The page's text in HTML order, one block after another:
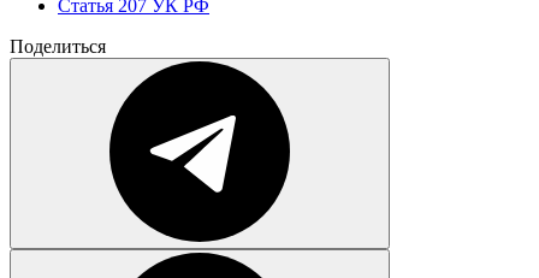
Статья 207 УК РФ
Поделиться